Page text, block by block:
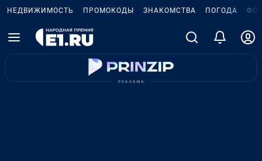
НЕДВИЖИМОСТЬ ПРОМОКОДЫ ЗНАКОМСТВА ПОГОДА